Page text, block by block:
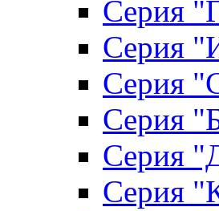
Серия
Серия
Серия
Серия
Серия
Серия